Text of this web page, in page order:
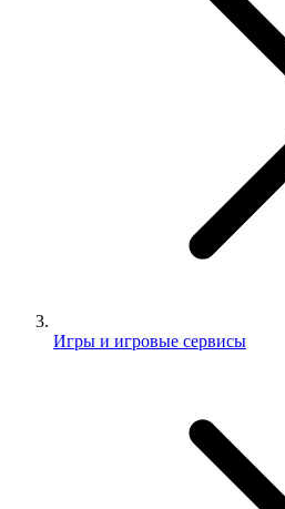
Игры и игровые сервисы